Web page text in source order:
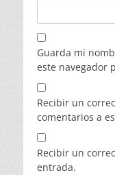
Guarda mi
este navegador
Recibir un
comentarios a
Recibir un
entrada.